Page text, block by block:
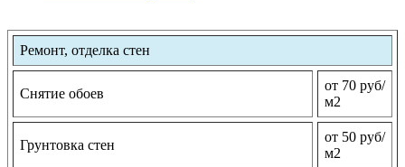
Ремонт, отделка стен
Снятие обоев
от 70 руб/
м2
Грунтовка стен
от 50 руб/
м2